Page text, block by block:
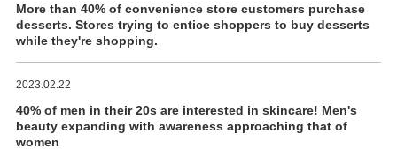
More than 40% of convenience store customers purchase
desserts. Stores trying to entice shoppers to buy desserts
while they're shopping.
2023.02.22
40% of men in their 20s are interested in skincare! Men's
beauty expanding with awareness approaching that of
women